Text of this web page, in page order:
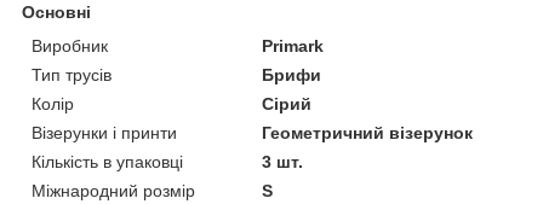
Основні
Виробник
Primark
Тип трусів
Брифи
Колір
Сірий
Візерунки і принти
Геометричний візерунок
Кількість в упаковці
3 шт.
Міжнародний розмір
S